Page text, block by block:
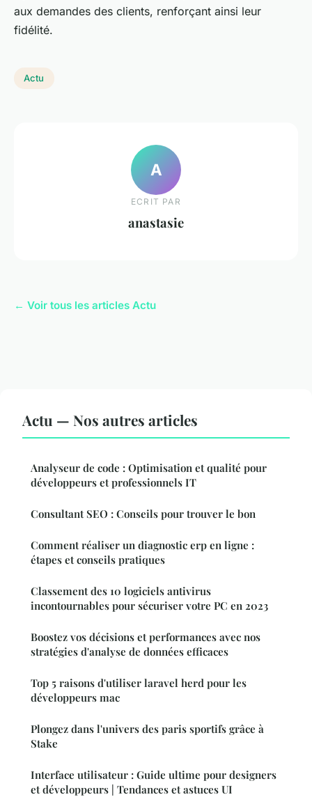
aux demandes des clients, renforçant ainsi leur
fidélité.
Actu
A
ECRIT PAR
anastasie
← Voir tous les articles Actu
Actu — Nos autres articles
Analyseur de code : Optimisation et qualité pour
développeurs et professionnels IT
Consultant SEO : Conseils pour trouver le bon
Comment réaliser un diagnostic erp en ligne :
étapes et conseils pratiques
Classement des 10 logiciels antivirus
incontournables pour sécuriser votre PC en 2023
Boostez vos décisions et performances avec nos
stratégies d'analyse de données efficaces
Top 5 raisons d'utiliser laravel herd pour les
développeurs mac
Plongez dans l'univers des paris sportifs grâce à
Stake
Interface utilisateur : Guide ultime pour designers
et développeurs | Tendances et astuces UI